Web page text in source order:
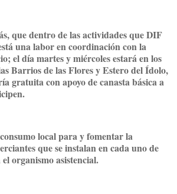
que dentro de las actividades que DIF
una labor en coordinación con la
el día martes y miércoles estará en los
Barrios de las Flores y Estero del Ídolo,
gratuita con apoyo de canasta básica a
local para y fomentar la
que se instalan en cada uno de
organismo asistencial.